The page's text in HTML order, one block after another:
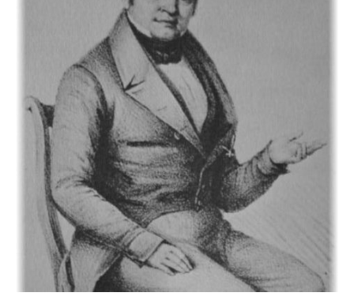
Congrès 2019
Congrès 2020